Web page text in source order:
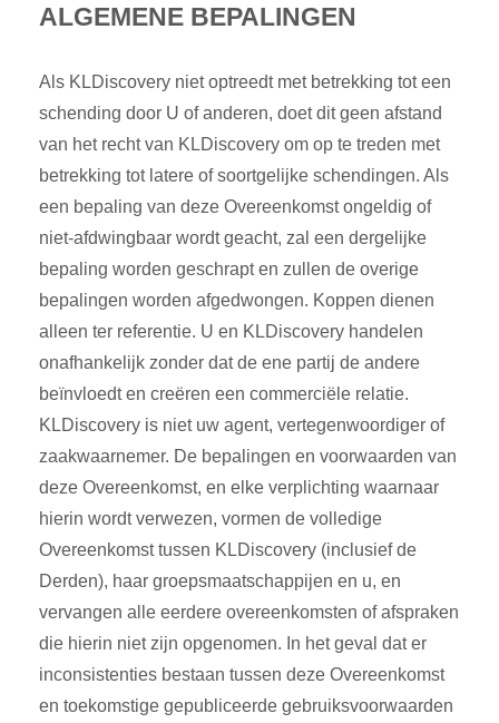
ALGEMENE BEPALINGEN
Als KLDiscovery niet optreedt met betrekking tot een
schending door U of anderen, doet dit geen afstand
van het recht van KLDiscovery om op te treden met
betrekking tot latere of soortgelijke schendingen. Als
een bepaling van deze Overeenkomst ongeldig of
niet-afdwingbaar wordt geacht, zal een dergelijke
bepaling worden geschrapt en zullen de overige
bepalingen worden afgedwongen. Koppen dienen
alleen ter referentie. U en KLDiscovery handelen
onafhankelijk zonder dat de ene partij de andere
beïnvloedt en creëren een commerciële relatie.
KLDiscovery is niet uw agent, vertegenwoordiger of
zaakwaarnemer. De bepalingen en voorwaarden van
deze Overeenkomst, en elke verplichting waarnaar
hierin wordt verwezen, vormen de volledige
Overeenkomst tussen KLDiscovery (inclusief de
Derden), haar groepsmaatschappijen en u, en
vervangen alle eerdere overeenkomsten of afspraken
die hierin niet zijn opgenomen. In het geval dat er
inconsistenties bestaan tussen deze Overeenkomst
en toekomstige gepubliceerde gebruiksvoorwaarden